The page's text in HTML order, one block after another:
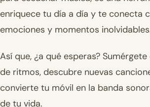
enriquece tu día a día y te conecta
emociones y momentos
Así que, ¿a qué esperas?
de ritmos, descubre nuevas
convierte tu móvil en la banda
de tu vida.